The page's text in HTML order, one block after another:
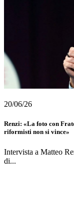
20/06/26
Renzi: «La foto con
riformisti non si vince»
Intervista a Matteo
di...